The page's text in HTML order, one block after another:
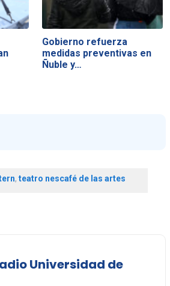
Gobierno refuerza
medidas preventivas en
Ñuble y…
, teatro nescafé de las artes
Universidad de